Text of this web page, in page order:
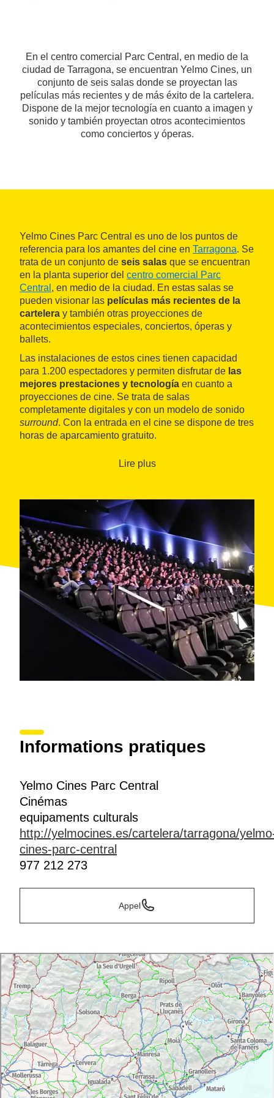
En el centro comercial Parc Central, en medio de la
ciudad de Tarragona, se encuentran Yelmo Cines, un
conjunto de seis salas donde se proyectan las
películas más recientes y de más éxito de la cartelera.
Dispone de la mejor tecnología en cuanto a imagen y
sonido y también proyectan otros acontecimientos
como conciertos y óperas.
Yelmo Cines Parc Central es uno de los puntos de
referencia para los amantes del cine en Tarragona. Se
trata de un conjunto de seis salas que se encuentran
en la planta superior del centro comercial Parc
Central , en medio de la ciudad. En estas salas se
pueden visionar las películas más recientes de la
cartelera y también otras proyecciones de
acontecimientos especiales, conciertos, óperas y
ballets.
Las instalaciones de estos cines tienen capacidad
para 1.200 espectadores y permiten disfrutar de las
mejores prestaciones y tecnología en cuanto a
proyecciones de cine. Se trata de salas
completamente digitales y con un modelo de sonido
surround. Con la entrada en el cine se dispone de tres
horas de aparcamiento gratuito.
Lire plus
Informations pratiques
Yelmo Cines Parc Central
Cinémas
equipaments culturals
http://yelmocines.es/cartelera/tarragona/
cines-parc-central
977 212 273
Appel